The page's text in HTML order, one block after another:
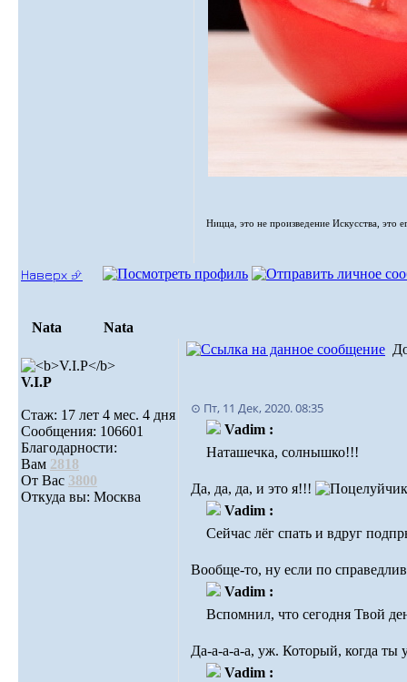
Ницца, это не произведение Искусства, это
Наверх ⮵
Nata Nata
V.I.Р
Стаж: 17 лет 4 мес. 4 дня
Сообщения: 106601
Благодарности:
Вам 2818
От Вас 3800
Откуда вы: Москва
⊙ Пт, 11 Дек, 2020. 08:35
Vadim :
Наташечка, солнышко!!!
Да, да, да, и это я!!!
Vadim :
Сейчас лёг спать и вдруг
Вообще-то, ну если по
Vadim :
Вспомнил, что сегодня Твой
Да-а-а-а-а, уж. Который, когда ты
Vadim :